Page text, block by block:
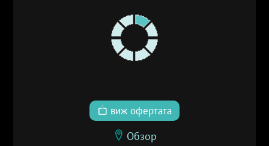
виж офертата
Обзор